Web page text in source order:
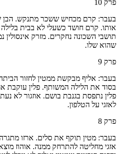
פרק 10
בעבר: קרם מכחיש ששכר מתנקש. הבן
אותו. קרם חושד כשעלי לא בבית
תושבי השכונה נחקרים. מזרק אינסולין
שהוא שלו.
פרק 9
בעבר: אליף מבקשת ממטין לחזור
בסוד את הלילה המשותף. פלין עוקבת
פלין נתפסת בגנבת בושם. אוזגור לא
לאזגי על הטלפון.
פרק 8
בעבר: מטין תוקף את סלים. ארזו
אזגי מחליטה להתרחק ממנה. אוהוז מוצא